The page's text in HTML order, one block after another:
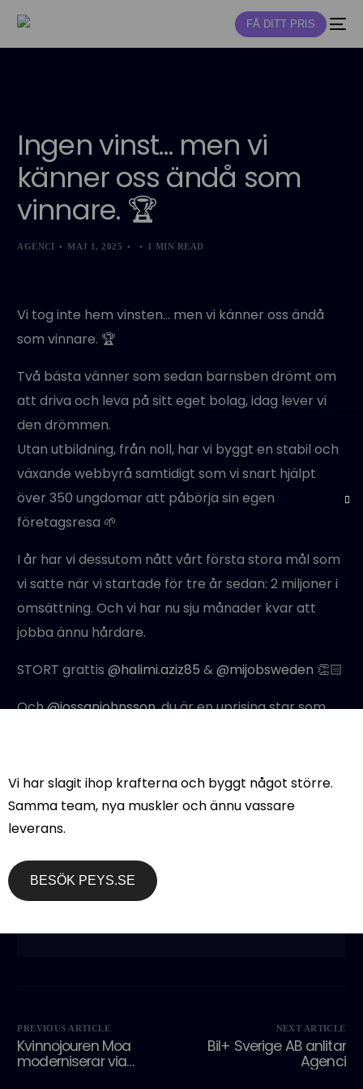
FÅ DITT PRIS
Ingen vinst… men vi
känner oss ändå som
vinnare. 🏆
AGENCI MAJ 1, 2025 1 MIN READ
Vi tog inte hem vinsten… men vi känner oss ändå
som vinnare. 🏆
Två bästa vänner som sedan barnsben drömt om
att driva och leva på sitt eget bolag, idag lever vi
den drömmen.
Utan utbildning, från noll, har vi byggt en stabil och
växande webbyrå samtidigt som vi snart hjälpt
över 350 ungdomar att påbörja sin egen
företagsresa 🌱
I år har vi dessutom nått vårt första stora mål som
vi satte när vi startade för tre år sedan: 2 miljoner i
omsättning. Och vi har nu sju månader kvar att
jobba ännu hårdare.
STORT grattis@halimi.aziz85 &@mijobsweden 👏🏻
Och@jossanjohnsson, du är en uprising star som
PREVIOUS ARTICLE
Kvinnojouren Moa
moderniserar via
NEXT ARTICLE
Bil+ Sverige AB anlitar
Agenci
Vi har slagit ihop krafterna och byggt något större.
Samma team, nya muskler och ännu vassare
leverans.
BESÖK PEYS.SE